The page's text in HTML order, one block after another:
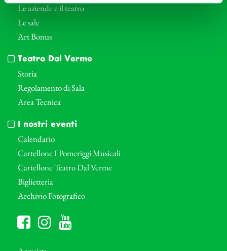
Le aziende e il teatro
Le sale
Art Bonus
Teatro Dal Verme
Storia
Regolamento di Sala
Area Tecnica
I nostri eventi
Calendario
Cartellone I Pomeriggi Musicali
Cartellone Teatro Dal Verme
Biglietteria
Archivio Fotografico